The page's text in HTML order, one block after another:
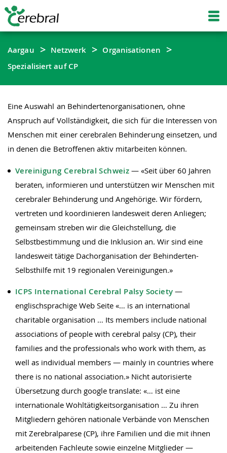
Aargau Netzwerk
Organisationen
Spezialisiert auf CP
Eine Auswahl an Behindertenorganisationen, ohne
Anspruch auf Vollständigkeit, die sich für die Interessen von
Menschen mit einer cerebralen Behinderung einsetzen, und
in denen die Betroffenen aktiv mitarbeiten können.
Vereinigung Cerebral Schweiz — «Seit über 60 Jahren
beraten, informieren und unterstützen wir Menschen mit
cerebraler Behinderung und Angehörige. Wir fördern,
vertreten und koordinieren landesweit deren Anliegen;
gemeinsam streben wir die Gleichstellung, die
Selbstbestimmung und die Inklusion an. Wir sind eine
landesweit tätige Dachorganisation der Behinderten-
Selbsthilfe mit 19 regionalen Vereinigungen.»
ICPS International Cerebral Palsy Society —
englischsprachige Web Seite «… is an international
charitable organisation … Its members include national
associations of people with cerebral palsy (CP), their
families and the professionals who work with them, as
well as individual members — mainly in countries where
there is no national association.» Nicht autorisierte
Übersetzung durch google translate: «… ist eine
internationale Wohltätigkeitsorganisation … Zu ihren
Mitgliedern gehören nationale Verbände von Menschen
mit Zerebralparese (CP), ihre Familien und die mit ihnen
arbeitenden Fachleute sowie einzelne Mitglieder —